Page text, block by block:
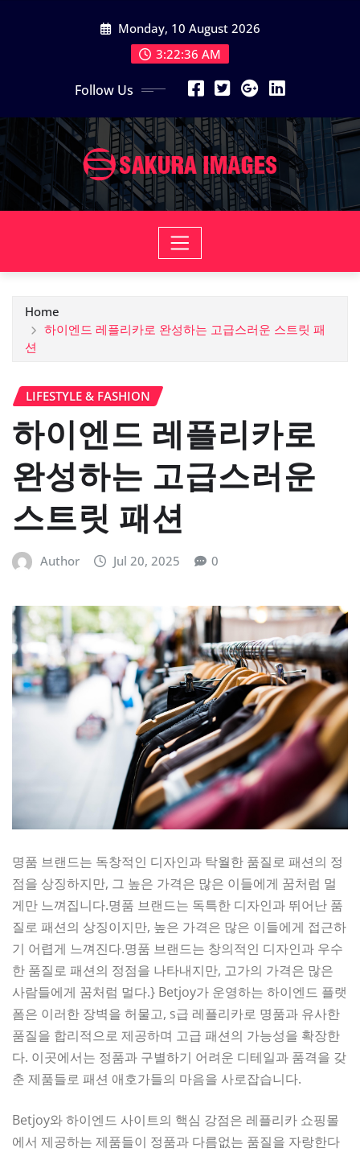
Monday, 10 August 2026
3:22:37 AM
Follow Us
Home
하이엔드 레플리카로 완성하는 고급스러운 스트릿 패
션
LIFESTYLE & FASHION
하이엔드 레플리카로
완성하는 고급스러운
스트릿 패션
Author Jul 20, 2025 0
명품 브랜드는 독창적인 디자인과 탁월한 품질로 패션의 정
점을 상징하지만, 그 높은 가격은 많은 이들에게 꿈처럼 멀
게만 느껴집니다.명품 브랜드는 독특한 디자인과 뛰어난 품
질로 패션의 상징이지만, 높은 가격은 많은 이들에게 접근하
기 어렵게 느껴진다.명품 브랜드는 창의적인 디자인과 우수
한 품질로 패션의 정점을 나타내지만, 고가의 가격은 많은
사람들에게 꿈처럼 멀다.} Betjoy가 운영하는 하이엔드 플랫
폼은 이러한 장벽을 허물고, s급 레플리카로 명품과 유사한
품질을 합리적으로 제공하며 고급 패션의 가능성을 확장한
다. 이곳에서는 정품과 구별하기 어려운 디테일과 품격을 갖
춘 제품들로 패션 애호가들의 마음을 사로잡습니다.
Betjoy와 하이엔드 사이트의 핵심 강점은 레플리카 쇼핑몰
에서 제공하는 제품들이 정품과 다름없는 품질을 자랑한다